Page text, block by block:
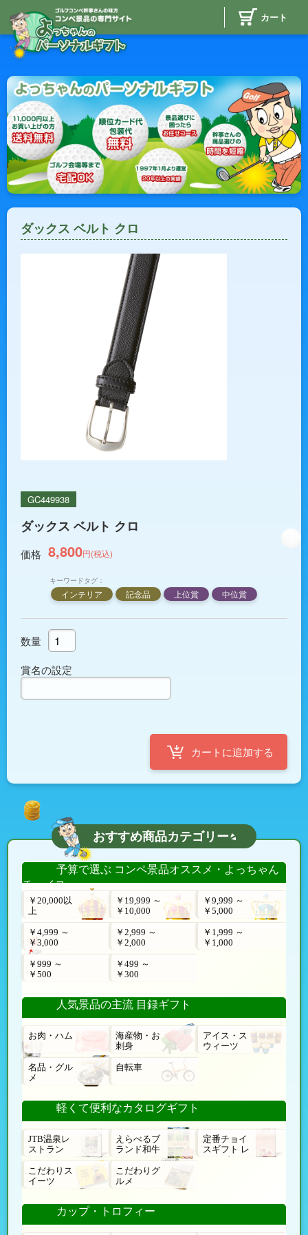
カート
ダックス ベルト クロ
GC449938
ダックス ベルト クロ
価格 8,800円(税込)
キーワードタグ：
インテリア 記念品 上位賞 中位賞
数量
賞名の設定
おすすめ商品カテゴリー
予算で選ぶ コンペ景品オススメ・よっちゃん
チョイス
￥20,000以
上
￥19,999 ～
￥10,000
￥9,999 ～
￥5,000
￥4,999 ～
￥3,000
￥2,999 ～
￥2,000
￥1,999 ～
￥1,000
￥999 ～
￥500
￥499 ～
￥300
人気景品の主流 目録ギフト
お肉・ハム
海産物・お
刺身
アイス・ス
ウィーツ
名品・グル
メ
自転車
軽くて便利なカタログギフト
JTB温泉レ
ストラン
えらべるブ
ランド和牛
定番チョイ
スギフト レ
ローゼ
こだわりス
イーツ
こだわりグ
ルメ
カップ・トロフィー